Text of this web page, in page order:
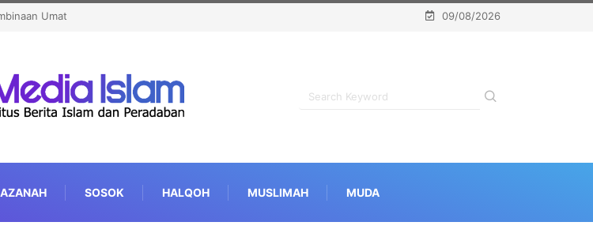
LGBT 09/08/2026
SOSOK HALQOH MUSLIMAH MUDA